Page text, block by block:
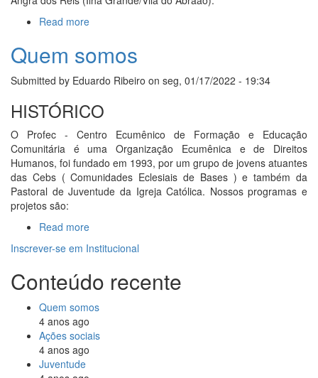
Read more
ATUAMOS
Quem somos
Submitted by Eduardo Ribeiro on seg, 01/17/2022 - 19:34
HISTÓRICO
O Profec - Centro Ecumênico de Formação e Educação
Comunitária é uma Organização Ecumênica e de Direitos
Humanos, foi fundado em 1993, por um grupo de jovens atuantes
das Cebs ( Comunidades Eclesiais de Bases ) e também da
Pastoral de Juventude da Igreja Católica. Nossos programas e
projetos são:
Read more
somos
Inscrever-se em Institucional
Conteúdo recente
Quem somos
4 anos ago
Ações sociais
4 anos ago
Juventude